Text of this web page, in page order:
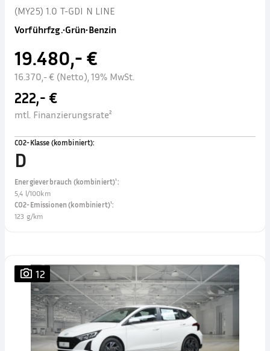
(MY25) 1.0 T-GDI N LINE
Vorführfzg.•Grün•Benzin
19.480,- €
16.370,- € (Netto), 19% MwSt.
222,- €
mtl. Finanzierungsrate²
CO2-Klasse (kombiniert):
D
Energieverbrauch (kombiniert)¹:
5,4 l/100km
CO2-Emissionen (kombiniert)¹:
123 g/km
12